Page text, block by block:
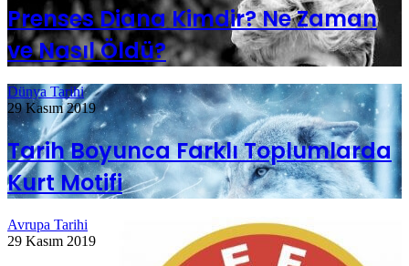
Prenses Diana Kimdir? Ne Zaman
ve Nasıl Öldü?
Dünya Tarihi
29 Kasım 2019
Tarih Boyunca Farklı Toplumlarda
Kurt Motifi
Avrupa Tarihi
29 Kasım 2019